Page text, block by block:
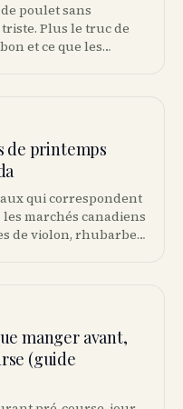
poulet sans
Plus le truc de
et ce que les
de printemps
qui correspondent
marchés canadiens
de violon, rhubarbe,
manger avant,
(guide